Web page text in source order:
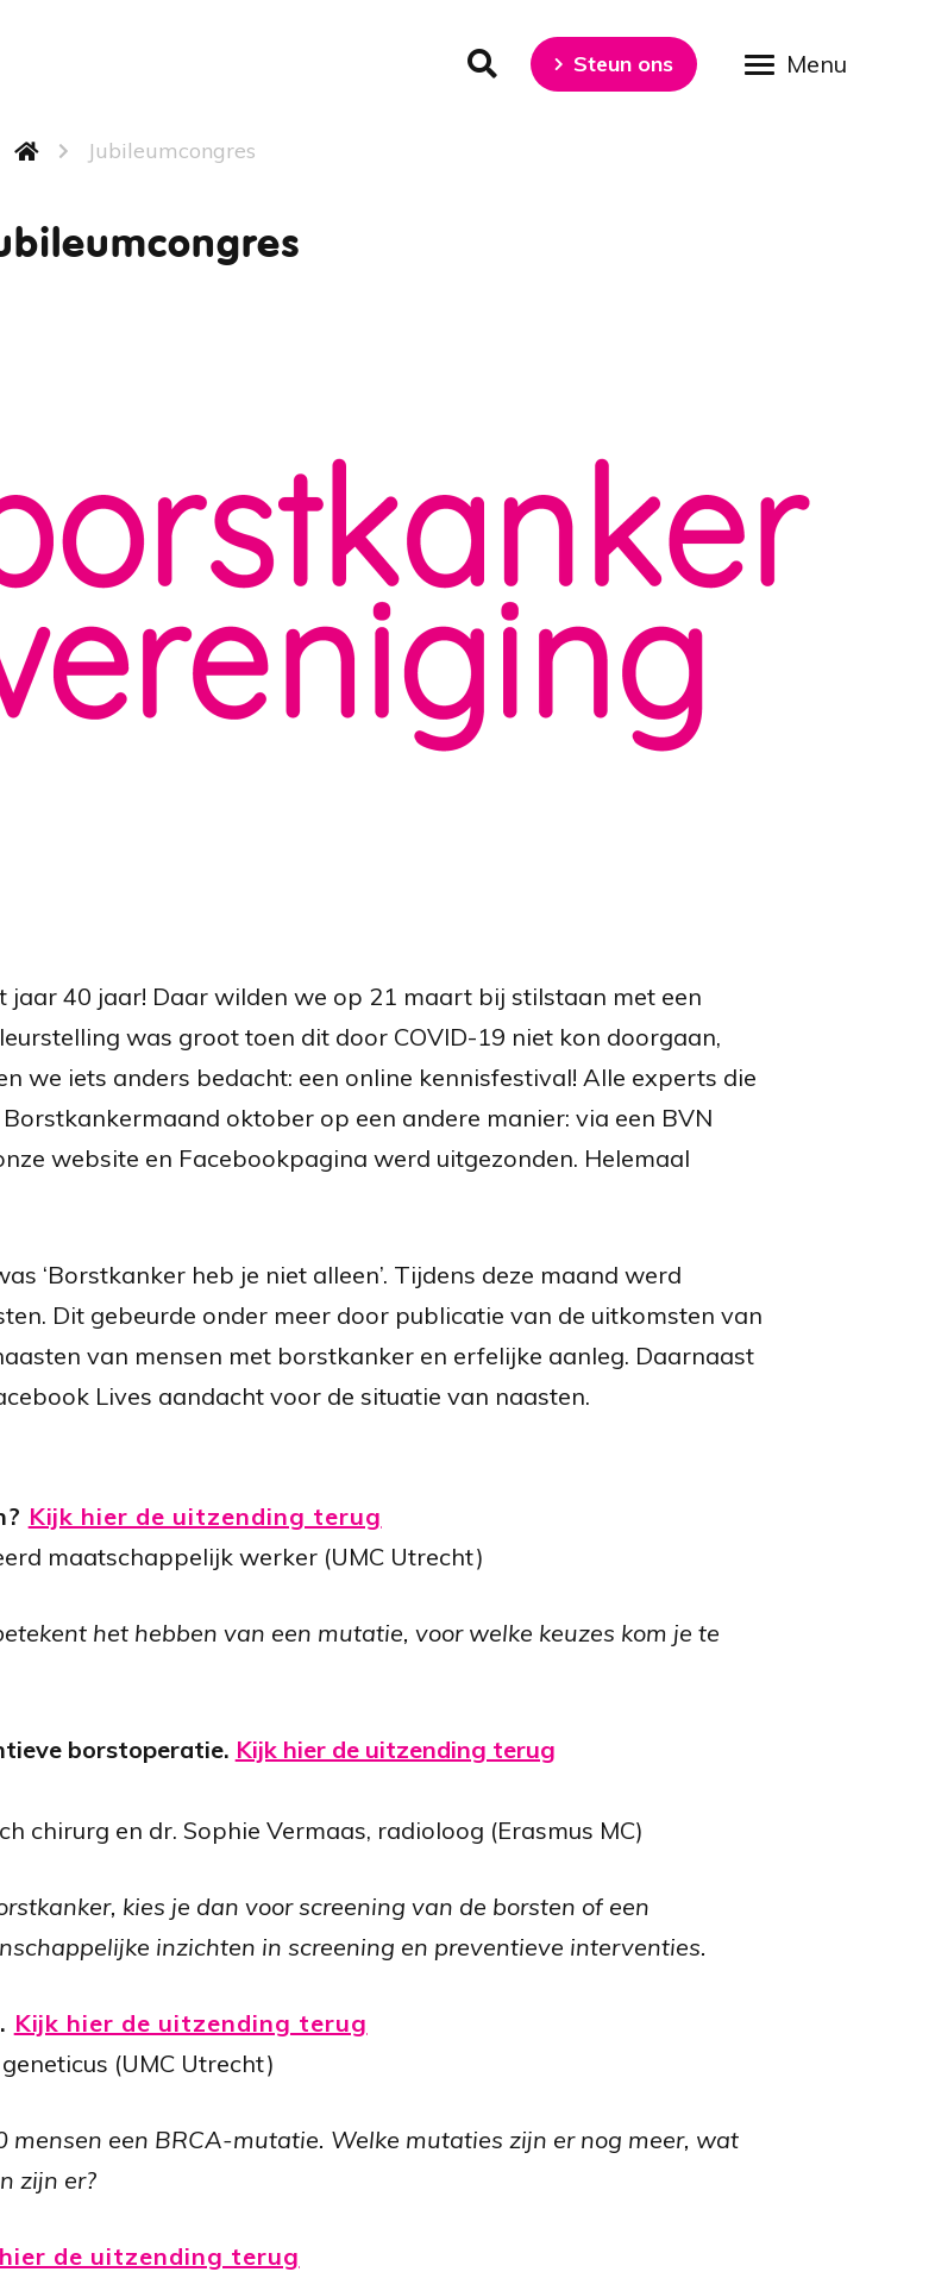
Steun ons
Jubileumcongres
40 jaar! Daar wilden we op 21 maart bij stilstaan met een
was groot toen dit door COVID-19 niet kon doorgaan,
we iets anders bedacht: een online kennisfestival! Alle experts die
oktober op een andere manier: via een BVN
website en Facebookpagina werd uitgezonden. Helemaal
‘Borstkanker heb je niet alleen’. Tijdens deze maand werd
Dit gebeurde onder meer door publicatie van de uitkomsten van
van mensen met borstkanker en erfelijke aanleg. Daarnaast
Lives aandacht voor de situatie van naasten.
Kijk hier de uitzending terug
maatschappelijk werker (UMC Utrecht)
het hebben van een mutatie, voor welke keuzes kom je te
borstoperatie. Kijk hier de uitzending terug
chirurg en dr. Sophie Vermaas, radioloog (Erasmus MC)
kies je dan voor screening van de borsten of een
inzichten in screening en preventieve interventies.
Kijk hier de uitzending terug
(UMC Utrecht)
een BRCA-mutatie. Welke mutaties zijn er nog meer, wat
zijn er?
de uitzending terug